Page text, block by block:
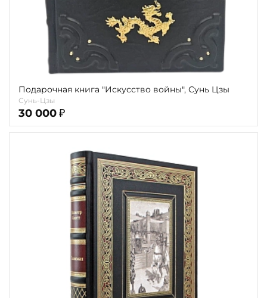
Подарочная книга "Искусство войны", Сунь Цзы
Сунь-Цзы
30 000 ₽